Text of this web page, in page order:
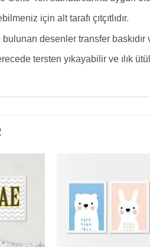
için alt tarafı çıtçıtlıdır.
desenler transfer baskıdır
tersten yıkayabilir ve ılık